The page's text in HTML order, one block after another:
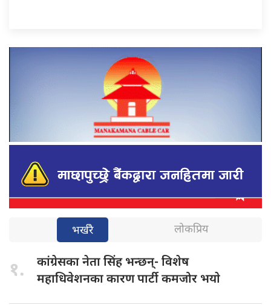
भर्खरै लोकप्रिय
१. कांग्रेसका नेतासिंह भन्छन्- विशेष
महाधिवेशनका कारण पार्टी कमजोर भयाे